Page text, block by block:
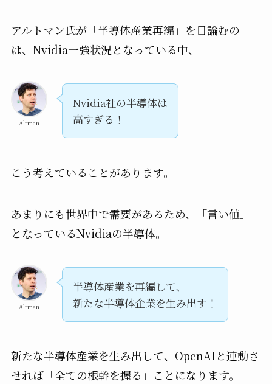
アルトマン氏が「半導体産業再編」を目論むの
は、Nvidia一強状況となっている中、
Altman
Nvidia社の半導体は
高すぎる！
こう考えていることがあります。
あまりにも世界中で需要があるため、「言い値」
となっているNvidiaの半導体。
Altman
半導体産業を再編して、
新たな半導体企業を生み出す！
新たな半導体産業を生み出して、OpenAIと連動さ
せれば「全ての根幹を握る」ことになります。